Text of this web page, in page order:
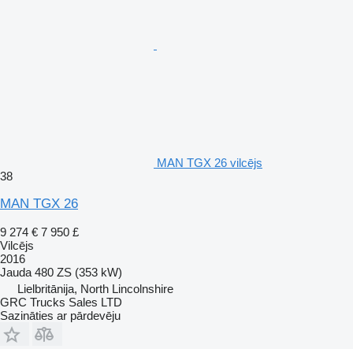
MAN TGX 26 vilcējs
38
MAN TGX 26
9 274 € 7 950 £
Vilcējs
2016
Jauda 480 ZS (353 kW)
Lielbritānija, North Lincolnshire
GRC Trucks Sales LTD
Sazināties ar pārdevēju